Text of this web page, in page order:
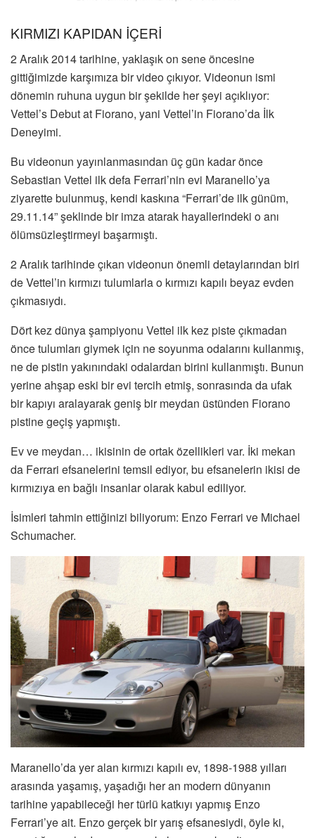
KIRMIZI KAPIDAN İÇERİ
2 Aralık 2014 tarihine, yaklaşık on sene öncesine
gittiğimizde karşımıza bir video çıkıyor. Videonun ismi
dönemin ruhuna uygun bir şekilde her şeyi açıklıyor:
Vettel’s Debut at Fiorano, yani Vettel’in Fiorano’da İlk
Deneyimi.
Bu videonun yayınlanmasından üç gün kadar önce
Sebastian Vettel ilk defa Ferrari’nin evi Maranello’ya
ziyarette bulunmuş, kendi kaskına “Ferrari’de ilk günüm,
29.11.14” şeklinde bir imza atarak hayallerindeki o anı
ölümsüzleştirmeyi başarmıştı.
2 Aralık tarihinde çıkan videonun önemli detaylarından biri
de Vettel’in kırmızı tulumlarla o kırmızı kapılı beyaz evden
çıkmasıydı.
Dört kez dünya şampiyonu Vettel ilk kez piste çıkmadan
önce tulumları giymek için ne soyunma odalarını kullanmış,
ne de pistin yakınındaki odalardan birini kullanmıştı. Bunun
yerine ahşap eski bir evi tercih etmiş, sonrasında da ufak
bir kapıyı aralayarak geniş bir meydan üstünden Fiorano
pistine geçiş yapmıştı.
Ev ve meydan… ikisinin de ortak özellikleri var. İki mekan
da Ferrari efsanelerini temsil ediyor, bu efsanelerin ikisi de
kırmızıya en bağlı insanlar olarak kabul ediliyor.
İsimleri tahmin ettiğinizi biliyorum: Enzo Ferrari ve Michael
Schumacher.
Maranello’da yer alan kırmızı kapılı ev, 1898-1988 yılları
arasında yaşamış, yaşadığı her an modern dünyanın
tarihine yapabileceği her türlü katkıyı yapmış Enzo
Ferrari’ye ait. Enzo gerçek bir yarış efsanesiydi, öyle ki,